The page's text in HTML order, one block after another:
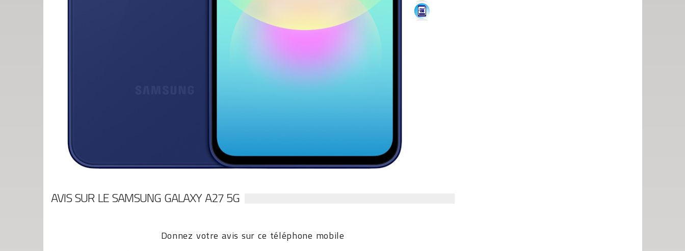
AVIS SUR LE SAMSUNG GALAXY A27 5G
Donnez votre avis sur ce téléphone mobile